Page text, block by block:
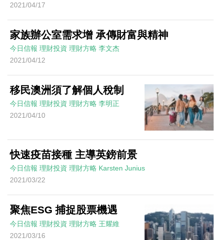
2021/04/17
家族辦公室需求增 承傳財富與精神
今日信報 理財投資 理財方略 李文杰
2021/04/12
移民澳洲須了解個人稅制
今日信報 理財投資 理財方略 李明正
2021/04/10
快速疫苗接種 主導英鎊前景
今日信報 理財投資 理財方略 Karsten Junius
2021/03/22
聚焦ESG 捕捉股票機遇
今日信報 理財投資 理財方略 王耀維
2021/03/16